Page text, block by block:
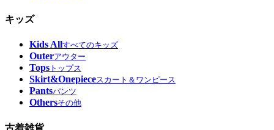
キッズ
Kids Allすべてのキッズ
Outerアウター
Tops トップス
Skirt&Onepieceスカート＆ワンピース
Pantsパンツ
Othersその他
古着雑貨